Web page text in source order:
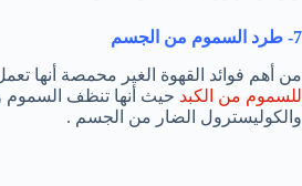
7- طرد السموم من الجسم
من أهم فوائد القهوة الغير محمصة أنها
للسموم من الكبد حيث أنها تنظف السموم
والكوليسترول الضار من الجسم .